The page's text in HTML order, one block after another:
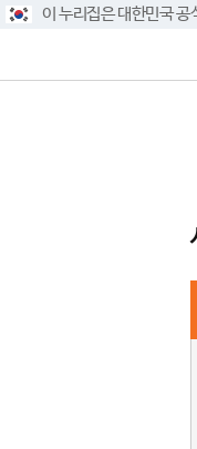
이 누리집은 대한민국